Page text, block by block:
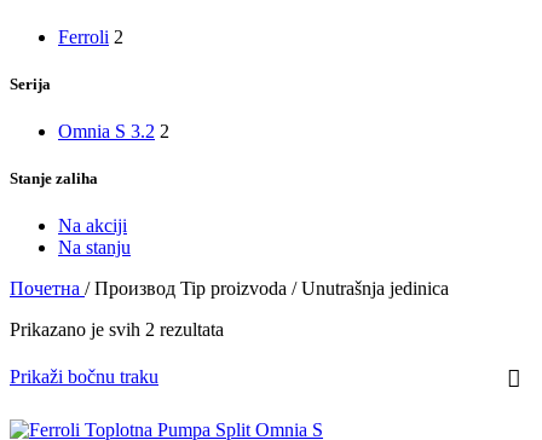
Ferroli 2
Serija
Omnia S 3.2 2
Stanje zaliha
Na akciji
Na stanju
Почетна / Производ Tip proizvoda / Unutrašnja jedinica
Prikazano je svih 2 rezultata
Prikaži bočnu traku